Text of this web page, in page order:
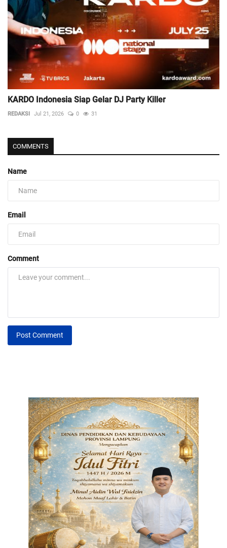
KARDO Indonesia Siap Gelar DJ Party Killer
REDAKSI Jul 21, 2026 0 31
COMMENTS
Name
Email
Comment
Post Comment